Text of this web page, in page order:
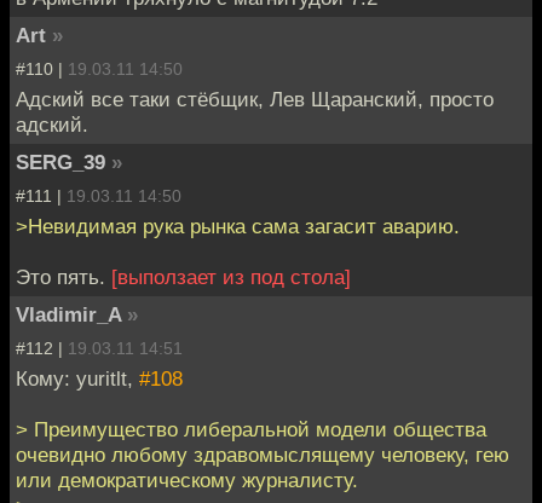
Art »
#110 | 19.03.11 14:50
Адский все таки стёбщик, Лев Щаранский, просто
адский.
SERG_39 »
#111 | 19.03.11 14:50
>Невидимая рука рынка сама загасит аварию.
Это пять. [выползает из под стола]
Vladimir_A »
#112 | 19.03.11 14:51
Кому: yuritlt, #108
> Преимущество либеральной модели общества
очевидно любому здравомыслящему человеку, гею
или демократическому журналисту.